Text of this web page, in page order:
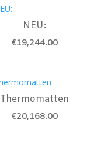
NEU:
€19,244.00
Thermomatten
€20,168.00